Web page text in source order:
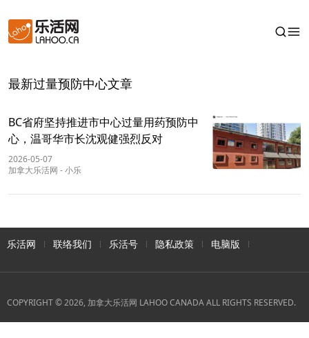
最新过量预防中心文章
BC省府坚持推进市中心过量用药预防中
心，温哥华市长沈观健强烈反对
2026-05-07
加拿大乐活网 -小乐
乐活网 联络我们 乐活号 隐私政策 电脑版
COPYRIGHT © 2026, 加拿大乐活网 LAHOO CANADA ALL RIGHTS RESERVED.